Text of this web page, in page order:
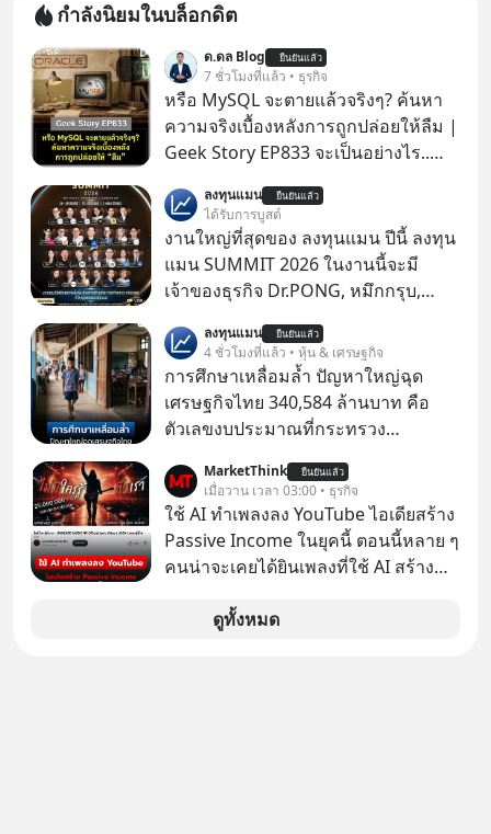
กำลังนิยมในบล็อกดิต
ด.ดล Blog ยืนยันแล้ว
7 ชั่วโมงที่แล้ว • ธุรกิจ
หรือ MySQL จะตายแล้วจริงๆ? ค้นหา
ความจริงเบื้องหลังการถูกปล่อยให้ลืม |
Geek Story EP833 จะเป็นอย่างไร..
กว่าครึ่งโลก ถูกมหาเศรษฐีคู่แข่งทุ่มเงิน
ซื้อกิจการไป? นี่คือเรื่องจริงของ
MySQL ฐานข้อมูลระดับตำนานที่
โปรแกรมเมอร์คนหนึ่งใช้เวลา 27 ปี
ปลุกปั้นและตั้งชื่อตามลูกสาวของตัวเอง
เมื่อรู้ว่าผลงานชิ้นเอกกำลังจะตกไปอยู่
ในมือของอาณาจักรที่จ้องจะทำลายมัน
เขาถึงขั้นต้องเขียนจดหมายเปิดผนึก
ขอร้องคนทั้งอินเทอร์เน็ตให้ช่วยหยุดยั้ง
ดีลนี้! เกิดอะไรขึ้นหลังจากการควบรวม
กิจการครั้งประวัติศาสตร์? ยักษ์ใหญ่
ตั้งใจซื้อไปพัฒนาต่อ หรือแค่ซื้อไป “ฆ่า”
ให้พ้นทางกันแน่? และทำไมจุดจบของ
เรื่องนี้ ถึงเป็นการฆาตกรรมแบบสโลว์
โมชันที่ไม่มีแม้แต่ศพให้เห็น? เลือกฟัง
กันได้เลยนะครับ อย่าลืมกด Follow
ติดตาม PodCast ช่อง Geek Forever’s
ลงทุนแมน ยืนยันแล้ว
ได้รับการบูสต์
งานใหญ่ที่สุดของ ลงทุนแมน ปีนี้ ลงทุน
แมน SUMMIT 2026 ในงานนี้จะมี
เจ้าของธุรกิจ Dr.PONG, หมึกกรุบ,
Fastwork, MizuMi, KARMART, อิชิตัน
มาแชร์ความรู้การสร้างธุรกิจ
ลงทุนแมน ยืนยันแล้ว
4 ชั่วโมงที่แล้ว • หุ้น & เศรษฐกิจ
การศึกษาเหลื่อมล้ำ ปัญหาใหญ่ฉุด
เศรษฐกิจไทย 340,584 ล้านบาท คือ
ตัวเลขงบประมาณที่กระทรวง
รายจ่ายประจำปี 2568 ซึ่งมากที่สุดเป็น
อันดับ 2 รองจากกระทรวงการคลัง
MarketThink ยืนยันแล้ว
เมื่อวาน เวลา 03:00 • ธุรกิจ
ใช้ AI ทำเพลงลง YouTube ไอเดียสร้าง
Passive Income ในยุคนี้ ตอนนี้หลาย ๆ
คนน่าจะเคยได้ยินเพลงที่ใช้ AI สร้าง
รู้ตัวเรา” จากช่องชื่อว่า UNHEARD
ดูทั้งหมด